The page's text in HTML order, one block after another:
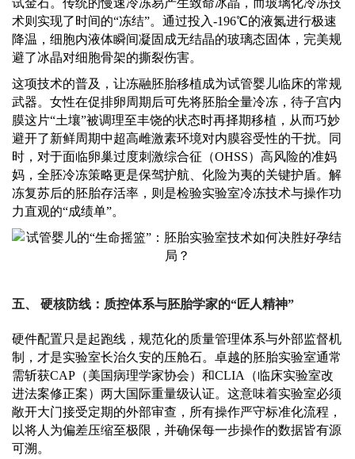
术则实现了时间的“冻结”。通过投入-196℃的液氮进行极速
降温，细胞内液体瞬间凝固成无结晶的玻璃态固体，完美规
避了冰晶对细胞骨架的撕裂伤害。
这项技术的普及，让冻融胚胎移植成为试管婴儿临床的常规
武器。女性在促排卵周期后可先将胚胎全量冷冻，待子宫内
膜这片“土壤”被调理至丰饶的状态时再择期移植，从而巧妙
避开了新鲜周期中超高雌激素环境对内膜容受性的干扰。同
时，对于面临卵巢过度刺激综合征（OHSS）高风险的准妈
妈，全胚冷冻策略更是保驾护航、化险为夷的关键护盾。解
冻复苏后的胚胎存活率，则是检验实验室冷冻技术与操作功
力直观的“成绩单”。
五、 硬核防线：质控体系与胚胎学家的“匠人精神”
硬件配置只是起跑线，规范化的质量管理体系与外部监督机
制，才是实验室长治久安的压舱石。卓越的胚胎实验室通常
需斩获CAP（美国病理学家协会）和CLIA（临床实验室改
进法案修正案）两大国际重量级认证。这意味着实验室必须
敞开大门接受定期的外部审查，所有操作严守标准化流程，
以将人为偏差压缩至极限，并确保每一步操作的数据皆有源
可溯。